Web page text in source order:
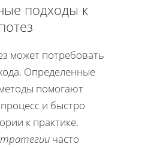
подходы к
может потребовать
Определенные
помогают
и быстро
к практике.
часто